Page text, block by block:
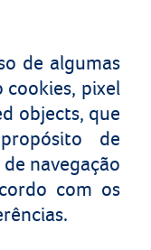
de algumas
cookies, pixel
objects, que
de
navegação
com os